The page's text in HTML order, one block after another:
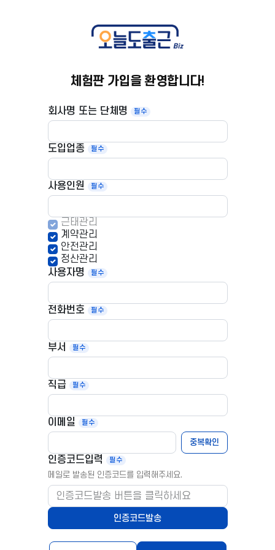
체험판 가입을 환영합니다!
회사명 또는 단체명
도입업종
사용인원
근태관리
계약관리
안전관리
정산관리
사용자명
전화번호
부서
직급
이메일
중복확인
인증코드입력
메일로 발송된 인증코드를 입력해주세요.
인증코드발송